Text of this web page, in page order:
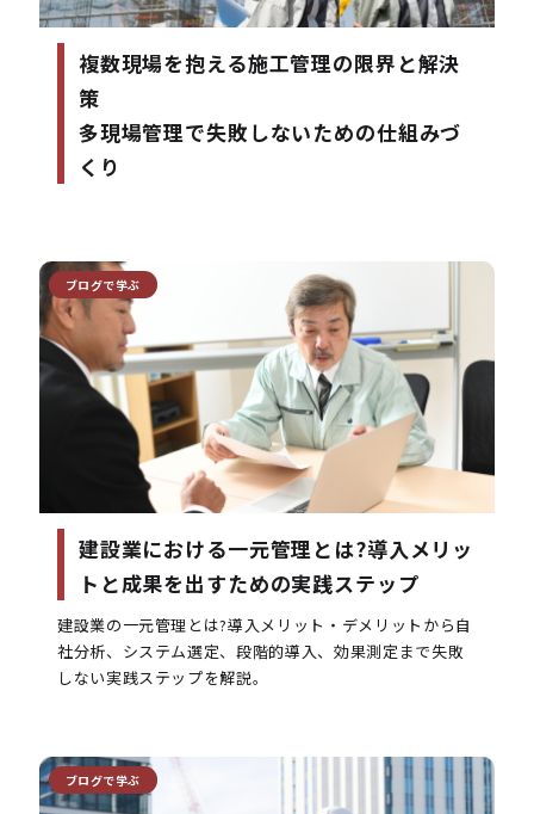
複数現場を抱える施工管理の限界と解決
策
多現場管理で失敗しないための仕組みづ
くり
建設業における一元管理とは?導入メリッ
トと成果を出すための実践ステップ
建設業の一元管理とは?導入メリット・デメリットから自
社分析、システム選定、段階的導入、効果測定まで失敗
しない実践ステップを解説。
ブログで学ぶ
ブログで学ぶ